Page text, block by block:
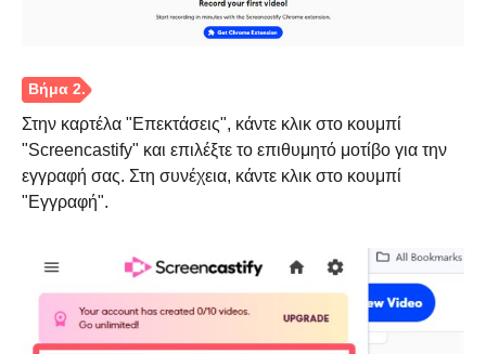
Στην καρτέλα "Επεκτάσεις", κάντε κλικ στο κουμπί
"Screencastify" και επιλέξτε το επιθυμητό μοτίβο για την
εγγραφή σας. Στη συνέχεια, κάντε κλικ στο κουμπί
"Εγγραφή".